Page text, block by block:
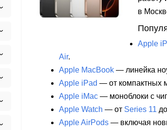
в
Apple
Air.
Apple MacBook— линейка
Apple iPad — от компактных
Apple iMac— моноблоки с
Apple Watch — от Series 11 до
Apple AirPods— включая